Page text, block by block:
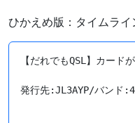
ひかえめ版：タイムラ
【だれでもQSL】カード